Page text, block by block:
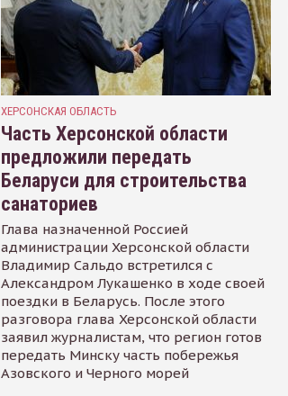
ХЕРСОНСКАЯ ОБЛАСТЬ
Часть Херсонской области
предложили передать
Беларуси для строительства
санаториев
Глава назначенной Россией
администрации Херсонской области
Владимир Сальдо встретился с
Александром Лукашенко в ходе своей
поездки в Беларусь. После этого
разговора глава Херсонской области
заявил журналистам, что регион готов
передать Минску часть побережья
Азовского и Черного морей